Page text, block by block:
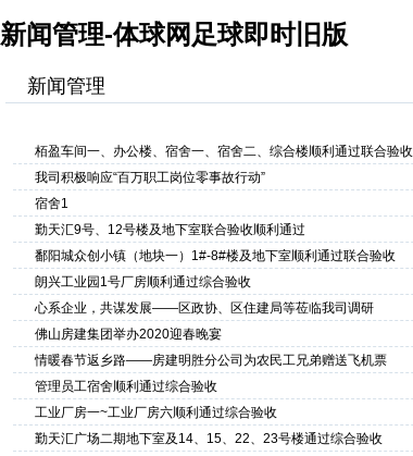
新闻管理-体球网足球即时旧版
新闻管理
栢盈车间一、办公楼、宿舍一、宿舍二、综合楼顺利通过联合验收
我司积极响应“百万职工岗位零事故行动”
宿舍1
勤天汇9号、12号楼及地下室联合验收顺利通过
鄱阳城众创小镇（地块一）1#-8#楼及地下室顺利通过联合验收
朗兴工业园1号厂房顺利通过综合验收
心系企业，共谋发展——区政协、区住建局等莅临我司调研
佛山房建集团举办2020迎春晚宴
情暖春节返乡路——房建明胜分公司为农民工兄弟赠送飞机票
管理员工宿舍顺利通过综合验收
工业厂房一~工业厂房六顺利通过综合验收
勤天汇广场二期地下室及14、15、22、23号楼通过综合验收